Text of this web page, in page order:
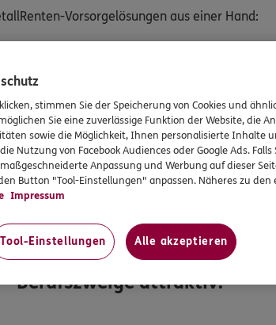
Vorsorgelösungen aus einer Hand:
Altersversorgung,
und
auch für Hinterbliebene.
– neben Metall- und
Berufszweige attraktiv:
stimmen Sie der Speicherung von Cookies und
Sie eine zuverlässige Funktion der Website, die
sowie die Möglichkeit, Ihnen personalisierte Inhalte
Nutzung von Facebook Audiences oder Google Ads. Falls
Anpassung und Werbung auf dieser
Button "Tool-Einstellungen" anpassen. Näheres zu den
Impressum
Tool-Einstellungen Alle akzeptieren